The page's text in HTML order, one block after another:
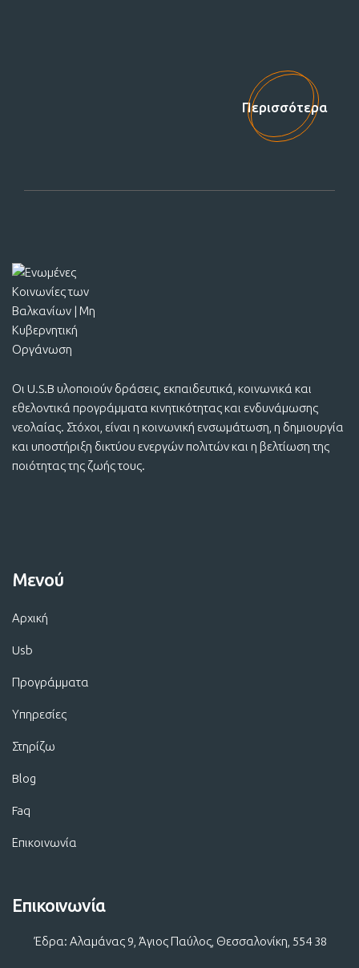
Περισσότερα
Οι U.S.B υλοποιούν δράσεις, εκπαιδευτικά, κοινωνικά και
εθελοντικά προγράμματα κινητικότητας και ενδυνάμωσης
νεολαίας. Στόχοι, είναι η κοινωνική ενσωμάτωση, η δημιουργία
και υποστήριξη δικτύου ενεργών πολιτών και η βελτίωση της
ποιότητας της ζωής τους.
Μενού
Αρχική
Usb
Προγράμματα
Υπηρεσίες
Στηρίζω
Blog
Faq
Επικοινωνία
Επικοινωνία
Έδρα: Αλαμάνας 9, Άγιος Παύλος, Θεσσαλονίκη, 554 38